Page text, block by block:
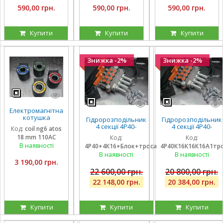
590,00 грн.
Купити
590,00 грн.
Купити
590,00 грн.
Купити
Електромагнітна
котушка
соленоїд Atos
110 вольтів
внутрішній
діаметр 18 мм
Код: coil ng6 atos
18 mm 110AC
В наявності
3 190,00 грн.
Купити
Знижка -2%
Гідророзподільник
4 секції 4Р40-
К16К16А1А1 з
плаваючими на 3
секції, троса та
блок важелів на 4
Код:
4Р40+4К16+Блок+троса
В наявності
22 600,00 грн.
22 148,00 грн.
Купити
Знижка -2%
Гідророзподільник
4 секції 4Р40-
К16К16К16А1 з
плаваючими на 3
секції, троса та
блок важелів на 4
Код:
В наявності
20 800,00 грн.
20 384,00 грн.
Купити